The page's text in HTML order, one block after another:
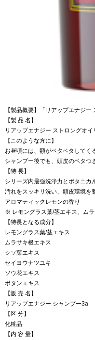
【製品概要】「リアップエナジー
【製 品 名】
リアップエナジー ストロングオイ
【このような方に】
お昼頃には、額がベタベタしてく
シャンプー後でも、頭皮のベタつ
【特 長】
シリーズ内最強洗浄力とボタニ
汚れをスッキリ洗い、頭皮環境を
アロマティックレモンの香り
※ レモングラス葉/茎エキス、ムラ
【特長となる成分】
レモングラス葉/茎エキス
ムラサキ根エキス
シソ葉エキス
セイヨウナツユキ
ソウ花エキス
ボタンエキス
【販 売 名】
リアップエナジー シャンプー3a
【区 分】
化粧品
【内 容 量】